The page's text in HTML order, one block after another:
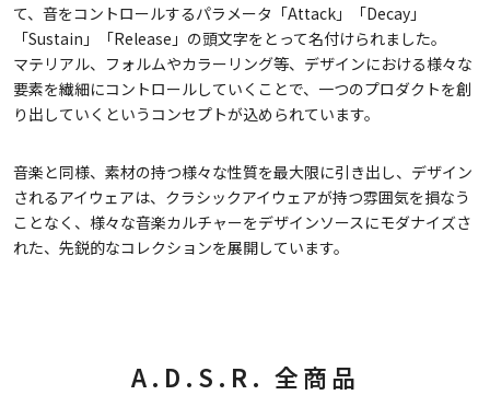
て、音をコントロールするパラメータ「Attack」「Decay」
「Sustain」「Release」の頭文字をとって名付けられました。
マテリアル、フォルムやカラーリング等、デザインにおける様々な
要素を繊細にコントロールしていくことで、一つのプロダクトを創
り出していくというコンセプトが込められています。
音楽と同様、素材の持つ様々な性質を最大限に引き出し、デザイン
されるアイウェアは、クラシックアイウェアが持つ雰囲気を損なう
ことなく、様々な音楽カルチャーをデザインソースにモダナイズさ
れた、先鋭的なコレクションを展開しています。
A.D.S.R. 全商品